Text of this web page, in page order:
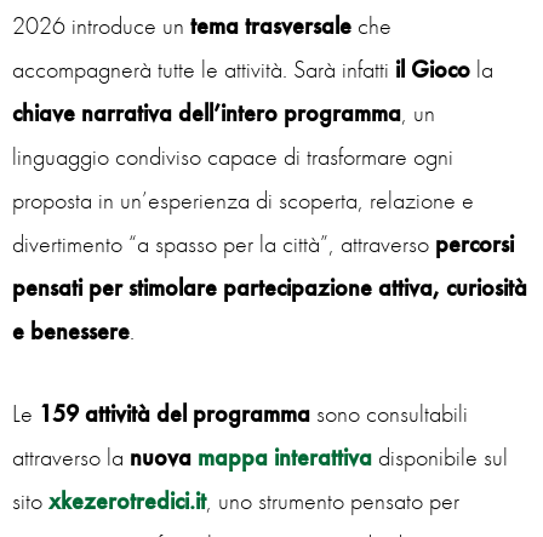
2026 introduce un tema trasversale che
accompagnerà tutte le attività. Sarà infatti il Gioco la
chiave narrativa dell’intero programma, un
linguaggio condiviso capace di trasformare ogni
proposta in un’esperienza di scoperta, relazione e
divertimento “a spasso per la città”, attraverso percorsi
pensati per stimolare partecipazione attiva, curiosità
e benessere.
Le 159 attività del programma sono consultabili
attraverso la nuova mappa interattiva disponibile sul
sitoxkezerotredici.it, uno strumento pensato per